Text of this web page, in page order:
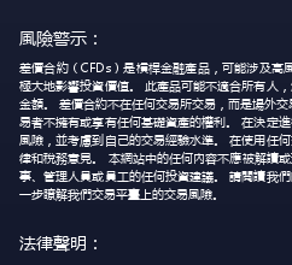
風險警示：
差價合約（CFDs）是槓桿金融產品，可能涉及
極大地影響投資價值。 此產品可能不適合所有人
金額。 差價合約不在任何交易所交易，而是場外
易者不擁有或享有任何基礎資產的權利。 在決定
風險，並考慮到自己的交易經驗水準。 在使用任
律和稅務意見。 本網站中的任何內容不應被解讀
事、管理人員或員工的任何投資建議。 請閱讀我
一步瞭解我們交易平臺上的交易風險。
法律聲明：